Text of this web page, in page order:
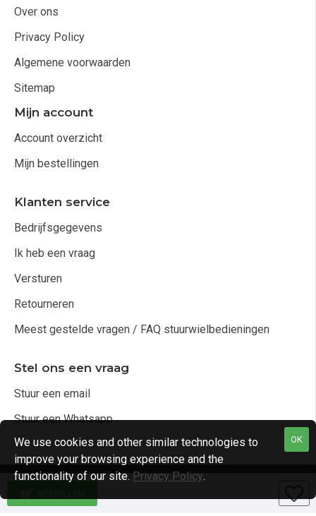
Over ons
Privacy Policy
Algemene voorwaarden
Sitemap
Mijn account
Account overzicht
Mijn bestellingen
Klanten service
Bedrijfsgegevens
Ik heb een vraag
Versturen
Retourneren
Meest gestelde vragen / FAQ stuurwielbedieningen
Stel ons een vraag
Stuur een email
Stuur een Whatsapp
Copyright © 2021, Audio4cars Alle rechten voorbehouden
OK
We use cookies and other similar technologies to
improve your browsing experience and the
functionality of our site. Privacy Policy.